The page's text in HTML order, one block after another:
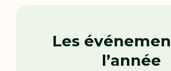
Les
l’année